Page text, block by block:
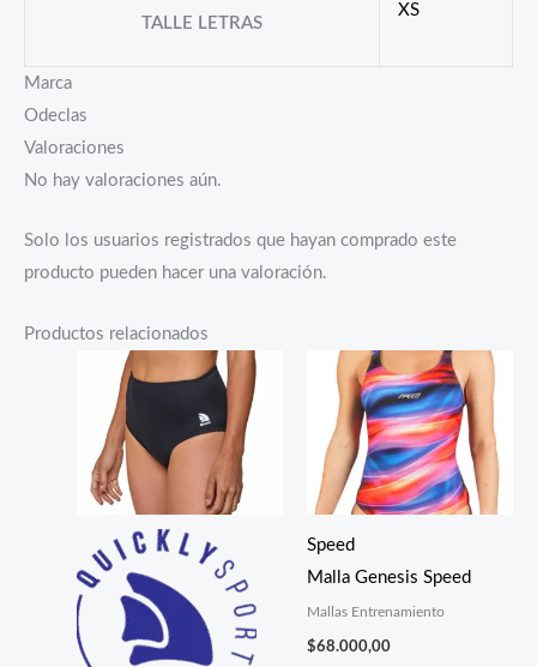
TALLE LETRAS
XS
Marca
Odeclas
Valoraciones
No hay valoraciones aún.
Solo los usuarios registrados que hayan comprado este
producto pueden hacer una valoración.
Productos relacionados
Speed
Malla Genesis Speed
Mallas Entrenamiento
$68.000,00